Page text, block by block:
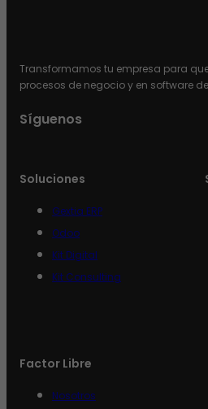
Transformamos tu empresa para
procesos de negocio y en software
Síguenos
Soluciones
Gextia ERP
Odoo
Kit Digital
Kit Consulting
Factor Libre
Nosotros